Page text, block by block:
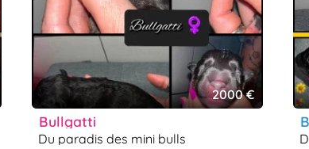
2000 €
bullgatti
du paradis des mini bulls